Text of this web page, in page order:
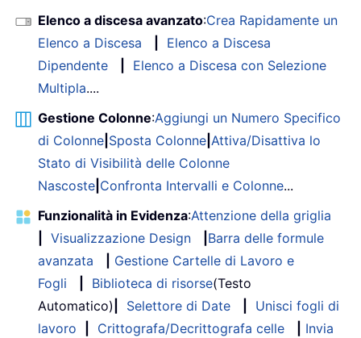
Elenco a discesa avanzato:Crea Rapidamente un
Elenco a Discesa
Elenco a Discesa
Dipendente
Elenco a Discesa con Selezione
Multipla....
Gestione Colonne:Aggiungi un Numero Specifico
di Colonne Sposta Colonne Attiva/Disattiva lo
Stato di Visibilità delle Colonne
Nascoste Confronta Intervalli e Colonne...
Funzionalità in Evidenza:Attenzione della griglia
Visualizzazione Design
Barra delle formule
avanzata
Gestione Cartelle di Lavoro e
Fogli
Biblioteca di risorse(Testo
Automatico)
Selettore di Date
Unisci fogli di
lavoro
Crittografa/Decrittografa celle
Invia